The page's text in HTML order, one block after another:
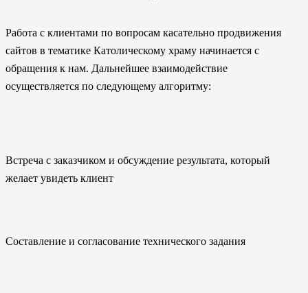
Работа с клиентами по вопросам касательно продвижения
сайтов в тематике Католическому храму начинается с
обращения к нам. Дальнейшее взаимодействие
осуществляется по следующему алгоритму:
Встреча с заказчиком и обсуждение результата, который
желает увидеть клиент
Составление и согласование технического задания